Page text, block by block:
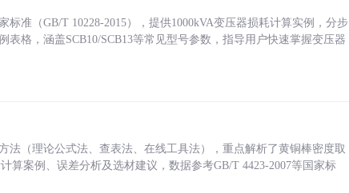
准（GB/T 10228-2015），提供1000kVA变压器损耗计算实例，分步
格，涵盖SCB10/SCB13等常见型号参数，指导用户快速掌握变压器
法（理论公式法、查表法、在线工具法），重点解析了黄铜棒密度取
算案例、误差分析及选材建议，数据参考GB/T 4423-2007等国家标